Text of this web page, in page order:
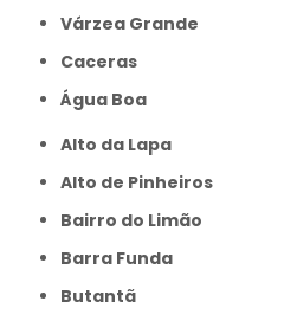
Várzea Grande
caceras
Água Boa
Alto da Lapa
Alto de Pinheiros
Bairro do Limão
Barra Funda
Butantã